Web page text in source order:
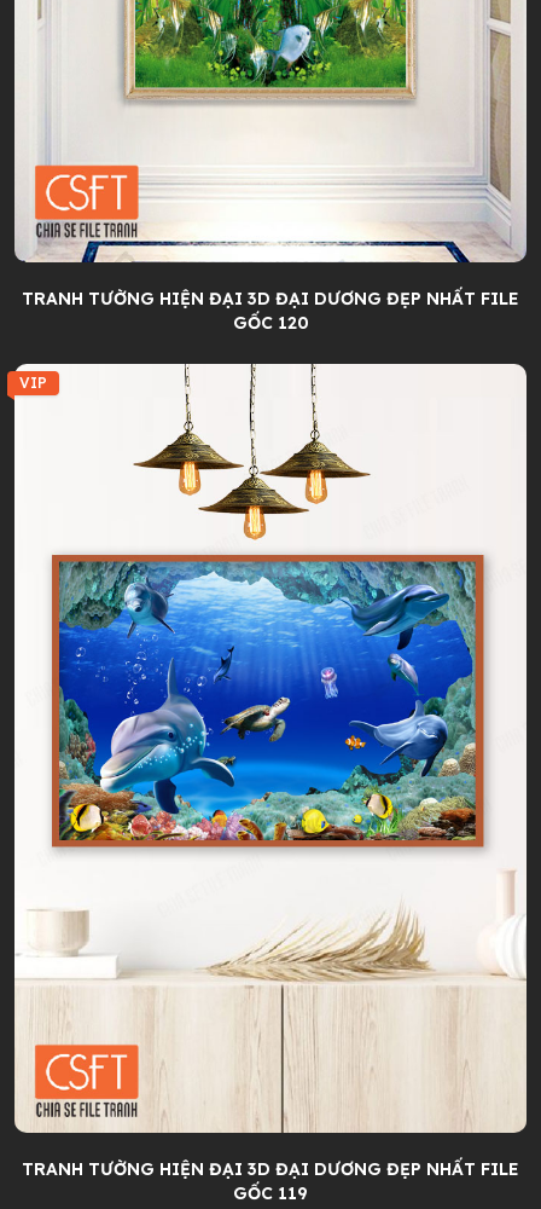
TRANH TƯỜNG HIỆN ĐẠI 3D ĐẠI DƯƠNG ĐẸP NHẤT FILE
GỐC 120
VIP
TRANH TƯỜNG HIỆN ĐẠI 3D ĐẠI DƯƠNG ĐẸP NHẤT FILE
GỐC 119